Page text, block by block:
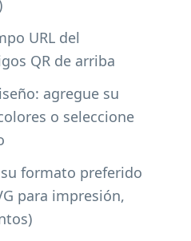
URL del
QR de arriba
agregue su
o seleccione
formato preferido
para impresión,